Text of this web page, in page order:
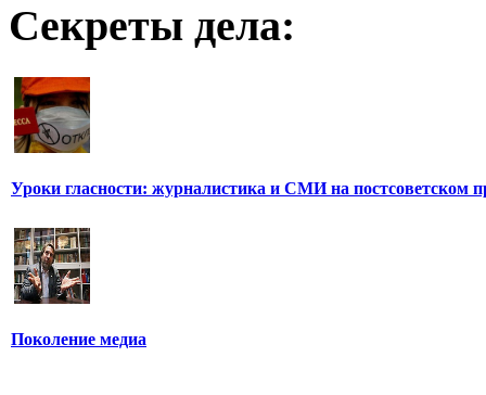
Секреты дела:
Уроки гласности: журналистика и СМИ на постсоветском
Поколение медиа